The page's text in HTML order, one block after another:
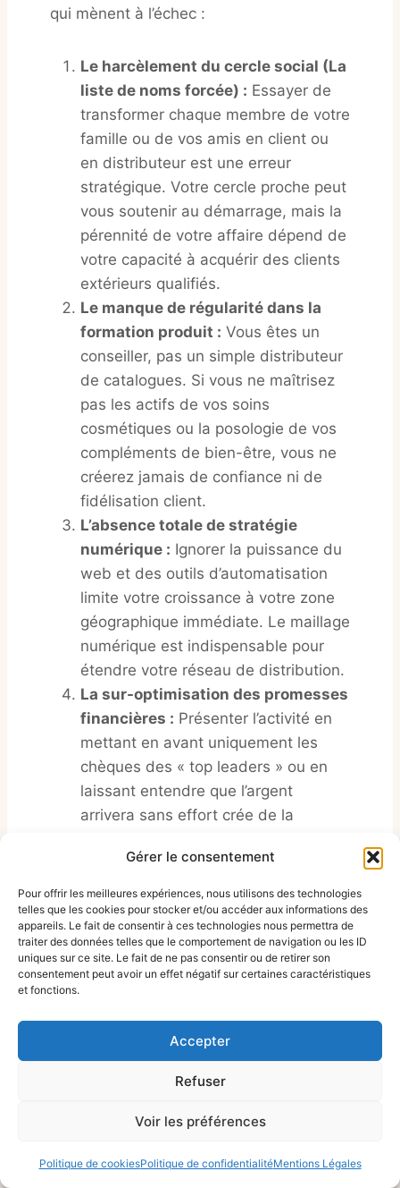
Gérer le consentement
Pour offrir les meilleures expériences, nous utilisons des technologies
telles que les cookies pour stocker et/ou accéder aux informations des
appareils. Le fait de consentir à ces technologies nous permettra de
traiter des données telles que le comportement de navigation ou les ID
uniques sur ce site. Le fait de ne pas consentir ou de retirer son
consentement peut avoir un effet négatif sur certaines caractéristiques
et fonctions.
Accepter
Refuser
Voir les préférences
Politique de cookiesPolitique de confidentialitéMentions Légales
qui mènent à l’échec :
Le harcèlement du cercle social (La
liste de noms forcée) : Essayer de
transformer chaque membre de votre
famille ou de vos amis en client ou
en distributeur est une erreur
stratégique. Votre cercle proche peut
vous soutenir au démarrage, mais la
pérennité de votre affaire dépend de
votre capacité à acquérir des clients
extérieurs qualifiés.
Le manque de régularité dans la
formation produit : Vous êtes un
conseiller, pas un simple distributeur
de catalogues. Si vous ne maîtrisez
pas les actifs de vos soins
cosmétiques ou la posologie de vos
compléments de bien-être, vous ne
créerez jamais de confiance ni de
fidélisation client.
L’absence totale de stratégie
numérique : Ignorer la puissance du
web et des outils d’automatisation
limite votre croissance à votre zone
géographique immédiate. Le maillage
numérique est indispensable pour
étendre votre réseau de distribution.
La sur-optimisation des promesses
financières : Présenter l’activité en
mettant en avant uniquement les
chèques des « top leaders » ou en
laissant entendre que l’argent
arrivera sans effort crée de la
vrai métier qui demande de la
constance, de l’apprentissage et du
professionnel.
Growth Hacking
Organique : Digitaliser
son réseau pour
exploser ses résultats
vdi liste entrepriseen une source de